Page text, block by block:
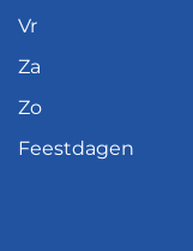
Vr
Za
Zo
Feestdagen